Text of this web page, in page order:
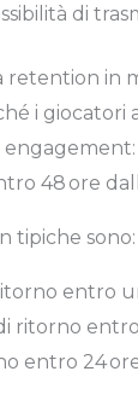
di
in
i
48 ore
tipiche sono:
entro
ritorno
entro 24